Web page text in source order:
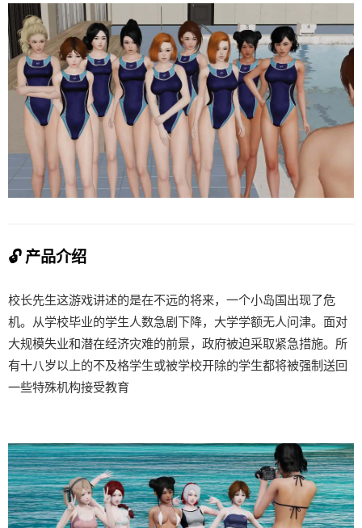
🔓 产品介绍
校长先生这游戏讲述的是在不远的将来，一个小岛国出现了危
机。从学校毕业的学生人数急剧下降，大学学额无人问津。面对
大规模失业和潜在经济灾难的前景，政府被迫采取紧急措施。所
有十八岁以上的不及格学生或被学校开除的学生都将被强制送回
一些特殊机构接受教育